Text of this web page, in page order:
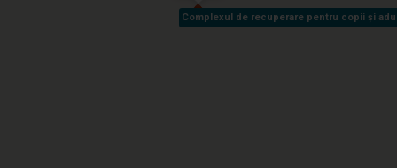
Complexul de recuperare pentru copii și
Complexul de recuperare pentru copii și